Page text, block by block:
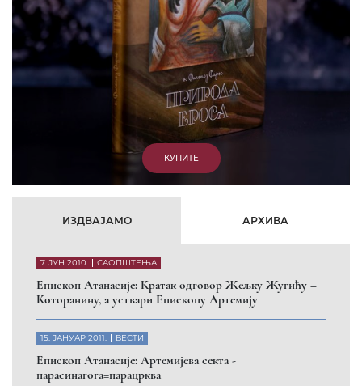
КУПИТЕ
ИЗДВАЈАМО АРХИВА
7. ЈУН 2010. САОПШТЕЊА
Eпископ Атанасије: Кратак одговор Жељку Жугићу –
Которанину, а уствари Епископу Артемију
15. ЈАНУАР 2011. ВЕСТИ
Eпископ Атанасије: Артемијева секта -
парасинагога=парацрква